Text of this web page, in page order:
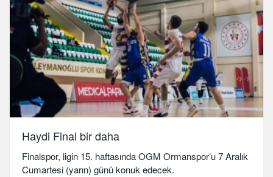
Haydi Final bir daha
Finalspor, ligin 15. haftasında OGM Ormanspor’u 7 Aralık
Cumartesi (yarın) günü konuk edecek.